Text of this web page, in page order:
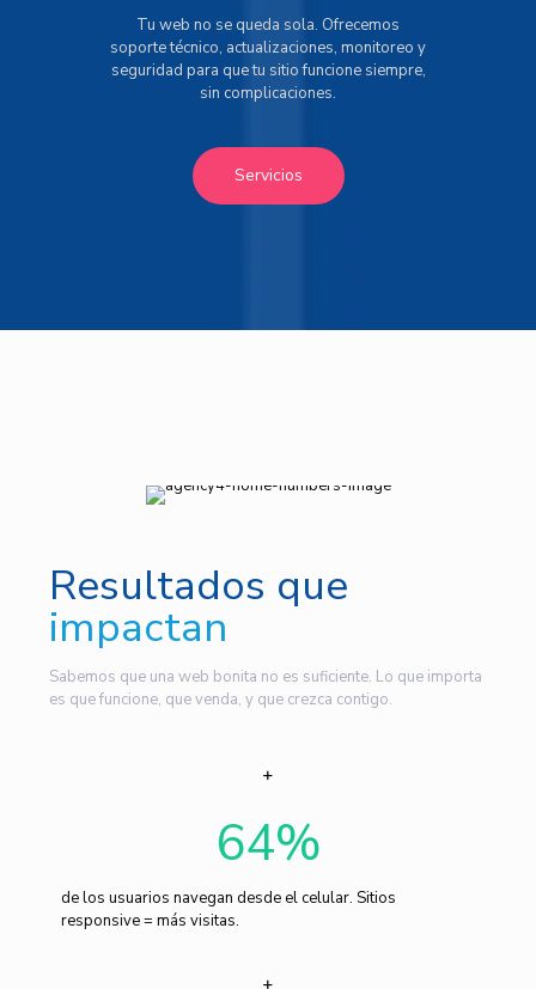
Tu web no se queda sola. Ofrecemos
soporte técnico, actualizaciones, monitoreo y
seguridad para que tu sitio funcione siempre,
sin complicaciones.
Servicios
Resultados que
impactan
Sabemos que una web bonita no es suficiente. Lo que importa
es que funcione, que venda, y que crezca contigo.
64%
de los usuarios navegan desde el celular. Sitios
responsive = más visitas.